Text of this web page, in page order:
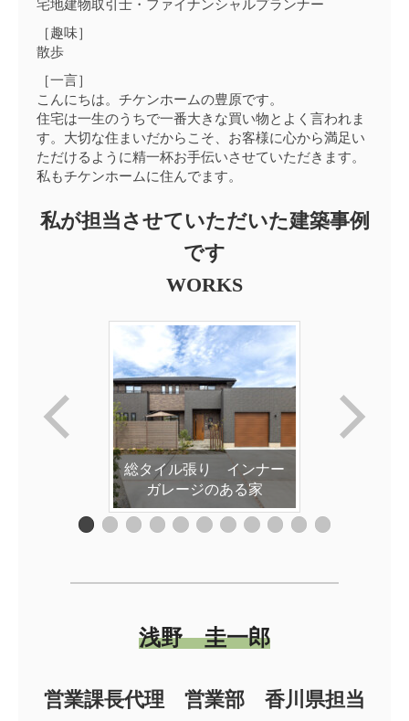
宅地建物取引士・ファイナンシャルプランナー
［趣味］
散歩
［一言］
こんにちは。チケンホームの豊原です。
住宅は一生のうちで一番大きな買い物とよく言われま
す。大切な住まいだからこそ、お客様に心から満足い
ただけるように精一杯お手伝いさせていただきます。
私もチケンホームに住んでます。
私が担当させていただいた建築事例
です
WORKS
総タイル張り インナー
ガレージのある家
浅野 圭一郎
営業課長代理 営業部 香川県担当